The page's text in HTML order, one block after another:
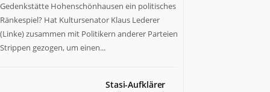
Gedenkstätte Hohenschönhausen ein politisches
Ränkespiel? Hat Kultursenator Klaus Lederer
(Linke) zusammen mit Politikern anderer Parteien
Strippen gezogen, um einen...
Stasi-Aufklärer